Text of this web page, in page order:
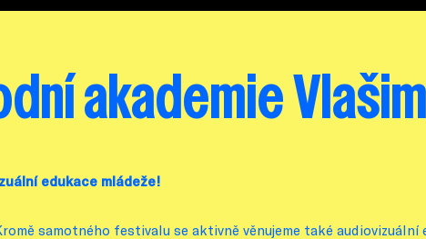
akademie Vlašim
edukace mládeže!
samotného festivalu se aktivně věnujeme také audiovizuální